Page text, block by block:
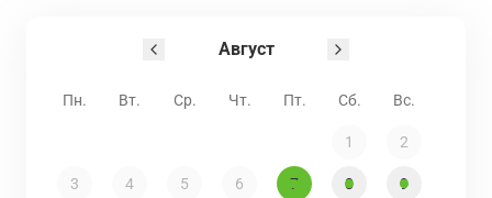
Август
Пн. Вт. Ср. Чт. Пт. Сб. Вс.
1 2
3 4 5 6 7 8 9